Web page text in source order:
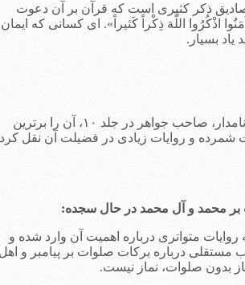
ذکر کثیری است که قرآن بر آن دعوت
اذْکُرُوا اللَّهَ ذِکْراً کَثیراً». اى کسانى که ایمان
بسیار.
عالم بزرگوار و فقیه نامدار، صاحب جواهر در جلد ۱۰، آن را برترین
شمرده و روایات زیادی در فضیلت آن نقل کرده
محمد و آل محمد در حال سجده:
متواتری درباره اهمیت آن وارد شده و
درباره برکات صلوات بر پیامبر و اهل
بدون صلوات، نماز نیست.